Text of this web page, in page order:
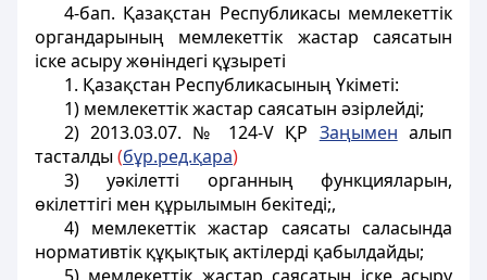
4-бап. Қазақстан Республикасы мемлекеттік
органдарының мемлекеттік жастар саясатын
іске асыру жөніндегі құзыреті
1. Қазақстан Республикасының Үкіметі:
1) мемлекеттік жастар саясатын әзiрлейдi;
2) 2013.03.07. № 124-V ҚР Заңымен алып
тасталды(бұр.ред.қара)
3) уәкiлеттi органның функцияларын,
өкiлеттiгi мен құрылымын бекiтедi;,
4) мемлекеттік жастар саясаты саласында
нормативтiк құқықтық актілердi қабылдайды;